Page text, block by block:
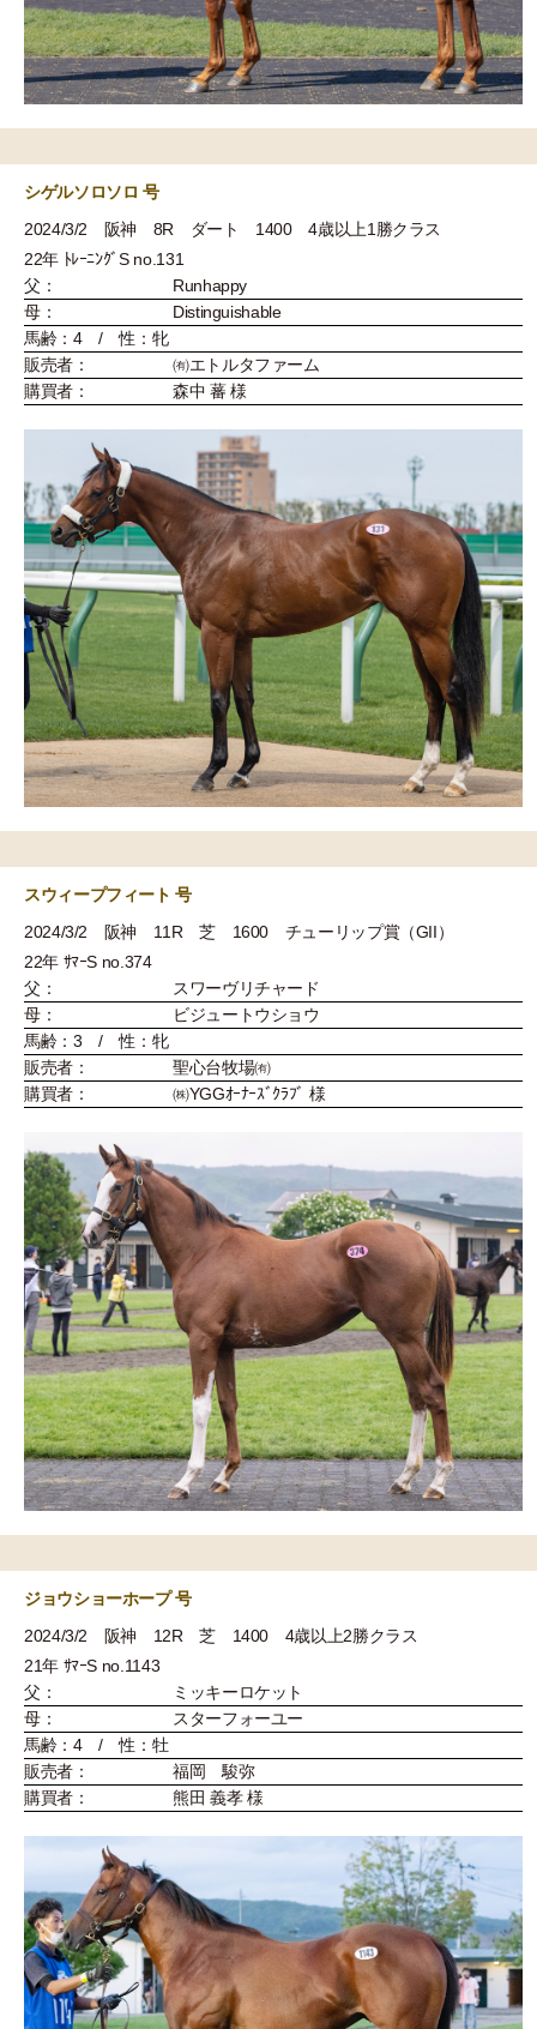
シゲルソロソロ 号
2024/3/2 阪神 8R ダート 1400 4歳以上1勝クラス
22年 ﾄﾚｰﾆﾝｸﾞS no.131
父：
Runhappy
母：
Distinguishable
馬齢：4 / 性：牝
販売者：
㈲エトルタファーム
購買者：
森中 蕃 様
スウィープフィート 号
2024/3/2 阪神 11R 芝 1600 チューリップ賞（GII）
22年 ｻﾏｰS no.374
父：
スワーヴリチャード
母：
ビジュートウショウ
馬齢：3 / 性：牝
販売者：
聖心台牧場㈲
購買者：
㈱YGGｵｰﾅｰｽﾞｸﾗﾌﾞ 様
ジョウショーホープ 号
2024/3/2 阪神 12R 芝 1400 4歳以上2勝クラス
21年 ｻﾏｰS no.1143
父：
ミッキーロケット
母：
スターフォーユー
馬齢：4 / 性：牡
販売者：
福岡 駿弥
購買者：
熊田 義孝 様